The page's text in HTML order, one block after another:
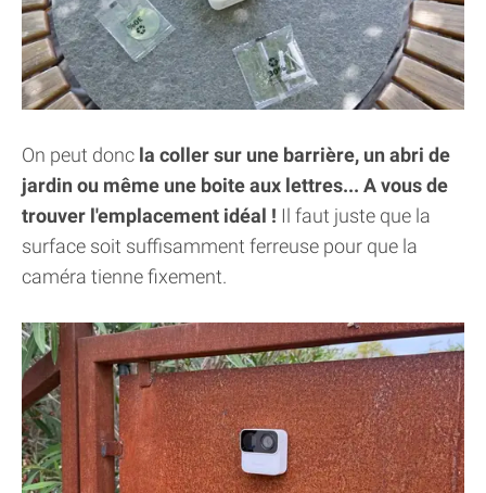
On peut donc la coller sur une barrière, un abri de
jardin ou même une boite aux lettres... A vous de
trouver l'emplacement idéal ! Il faut juste que la
surface soit suffisamment ferreuse pour que la
caméra tienne fixement.